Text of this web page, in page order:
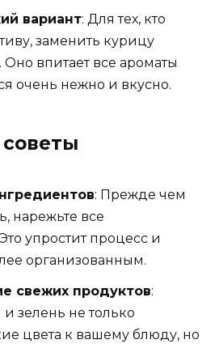
вариант: Для тех, кто
заменить курицу
впитает все ароматы
очень нежно и вкусно.
: Прежде чем
нарежьте все
упростит процесс и
организованным.
свежих продуктов:
зелень не только
цвета к вашему блюду, но